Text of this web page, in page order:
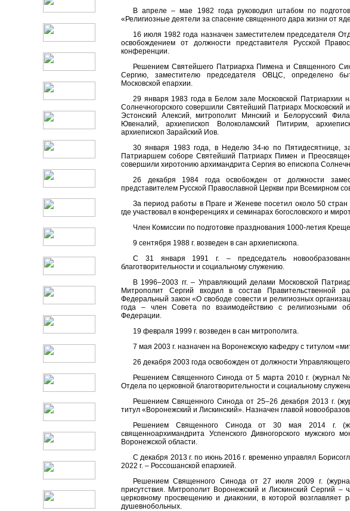
В апреле – мае 1982 года руководил штабом по
«Религиозные деятели за спасение священного дара жизни от
16 июля 1982 года назначен заместителем председателя
освобождением от должности представителя Русской
конференции.
Решением Святейшего Патриарха Пимена и Священного
Сергию, заместителю председателя ОВЦС, определено
Московской епархии.
29 января 1983 года в Белом зале Московской Патриархии
Солнечногорского совершили Святейший Патриарх Московский
Эстонский Алексий, митрополит Минский и Белорусский
Ювеналий, архиепископ Волоколамский Питирим,
архиепископ Зарайский Иов.
30 января 1983 года, в Неделю 34-ю по Пятидесятнице,
Патриаршем соборе Святейший Патриарх Пимен и
совершили хиротонию архимандрита Сергия во епископа
26 декабря 1984 года освобожден от должности
представителем Русской Православной Церкви при Всемирном
За период работы в Праге и Женеве посетил около 50
где участвовал в конференциях и семинарах богословского и
Член Комиссии по подготовке празднования 1000-летия
9 сентября 1988 г. возведен в сан архиепископа.
С 31 января 1991 г. – председатель
благотворительности и социальному служению.
В 1996–2003 гг. – Управляющий делами Московской
Митрополит Сергий входил в состав Правительственной
Федеральный закон «О свободе совести и религиозных
года – член Совета по взаимодействию с религиозными
Федерации.
19 февраля 1999 г. возведен в сан митрополита.
7 мая 2003 г. назначен на Воронежскую кафедру с титулом
26 декабря 2003 года освобожден от должности
Решением Священного Синода от 5 марта 2010 г. (журнал
Отдела по церковной благотворительности и социальному
Решением Священного Синода от 25–26 декабря 2013 г.
титул «Воронежский и Лискинский». Назначен главой
Решением Священного Синода от 30 мая 2014 г.
священноархимандрита Успенского Дивногорского мужского
Воронежской области.
С декабря 2013 г. по июнь 2016 г. временно управлял
2022 г. – Россошанской епархией.
Решением Священного Синода от 27 июля 2009 г.
присутствия. Митрополит Воронежский и Лискинский Сергий –
церковному просвещению и диаконии, в которой возглавляет
душевнобольных.